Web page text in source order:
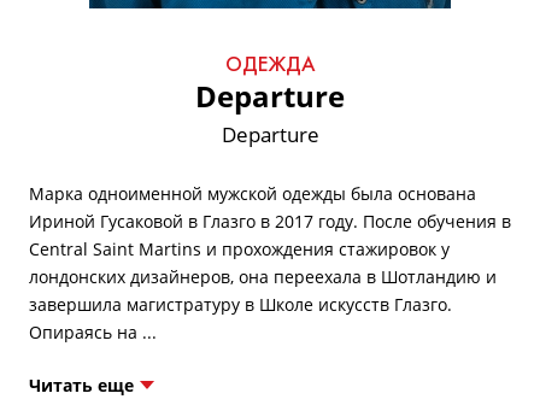
ОДЕЖДА
Departure
Departure
Марка одноименной мужской одежды была основана
Ириной Гусаковой в Глазго в 2017 году. После обучения в
Central Saint Martins и прохождения стажировок у
лондонских дизайнеров, она переехала в Шотландию и
завершила магистратуру в Школе искусств Глазго.
Читать еще